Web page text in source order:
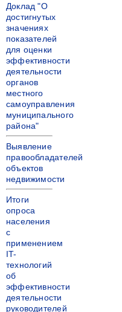
Доклад "О
достигнутых
значениях
показателей
для оценки
эффективности
деятельности
органов
местного
самоуправления
муниципального
района"
Выявление
правообладателей
объектов
недвижимости
Итоги
опроса
населения
с
применением
IT-
технологий
об
эффективности
деятельности
руководителей